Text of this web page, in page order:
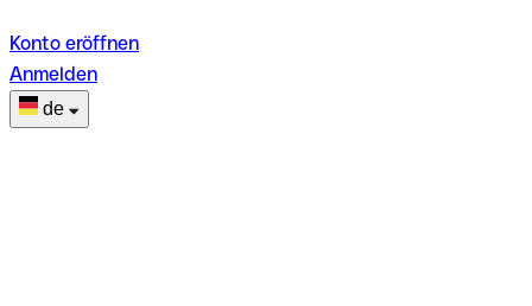
Konto eröffnen
Anmelden
de